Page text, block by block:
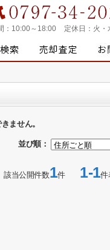
： 10:00～18:00 定休日： 火・
ません。
並び順：
該当公開件数1件1-1件